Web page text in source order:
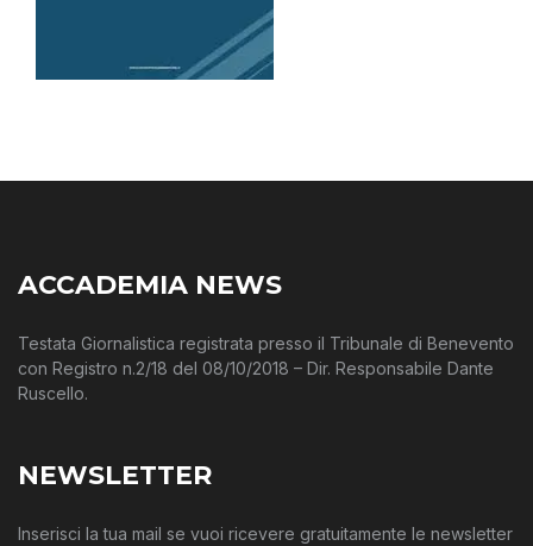
ACCADEMIA NEWS
Testata Giornalistica registrata presso il Tribunale di Benevento
con Registro n.2/18 del 08/10/2018 – Dir. Responsabile Dante
Ruscello.
NEWSLETTER
Inserisci la tua mail se vuoi ricevere gratuitamente le newsletter